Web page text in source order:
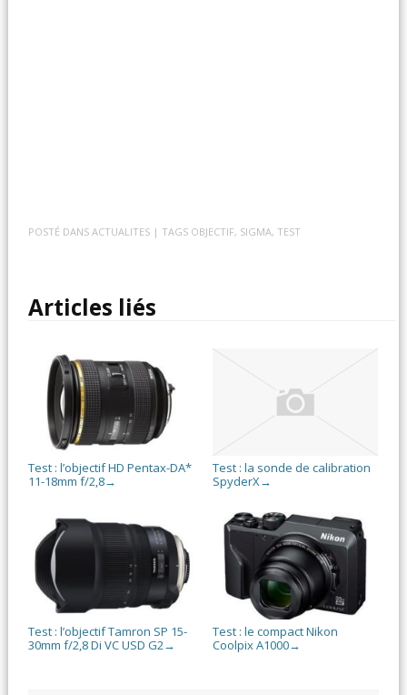
POSTÉ DANSACTUALITES | TAGS OBJECTIF, SIGMA, TEST
Articles liés
Test : l’objectif HD Pentax-DA*
11-18mm f/2,8→
Test : la sonde de calibration
SpyderX→
Test : l’objectif Tamron SP 15-
30mm f/2,8 Di VC USD G2→
Test : le compact Nikon
Coolpix A1000→